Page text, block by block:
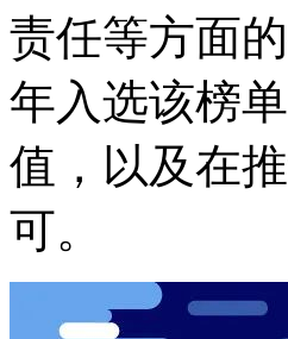
责任等方面的
年入选该榜单
值，以及
可。